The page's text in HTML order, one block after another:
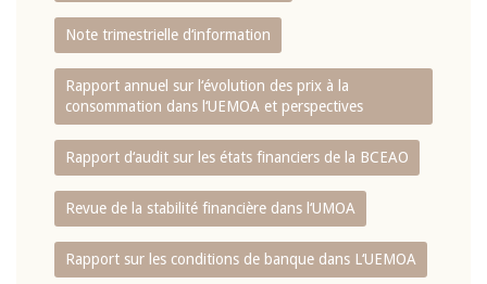
Note trimestrielle d‘information
Rapport annuel sur l‘évolution des prix à la
consommation dans l‘UEMOA et perspectives
Rapport d‘audit sur les états financiers de la BCEAO
Revue de la stabilité financière dans l‘UMOA
Rapport sur les conditions de banque dans L‘UEMOA